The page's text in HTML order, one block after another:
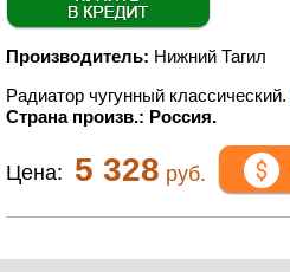
Производитель: Нижний Тагил
Радиатор чугунный классический.
Страна произв.: Россия.
Цена: 5 328 руб.